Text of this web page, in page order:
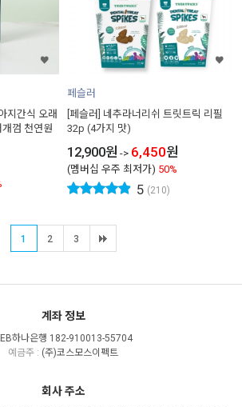
지간식 오래
껌 천연원
페슬러
[페슬러] 네추라너리쉬 트릿트릭 리필
32p (4가지 맛)
12,900원 -> 6,450원
(멤버십 우주 최저가) 50%
5 (210)
1 2 3
계좌 정보
하나은행 182-910013-55704
예금주 : (주)코스모스이펙트
회사 주소